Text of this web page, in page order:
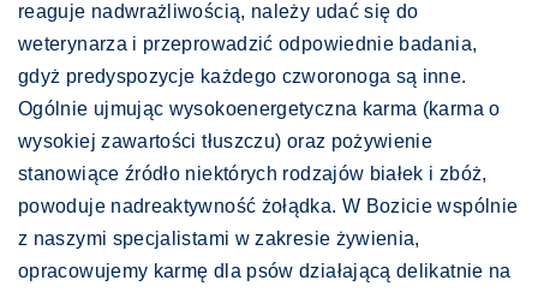
reaguje nadwrażliwością, należy udać się do
weterynarza i przeprowadzić odpowiednie badania,
gdyż predyspozycje każdego czworonoga są inne.
Ogólnie ujmując wysokoenergetyczna karma (karma o
wysokiej zawartości tłuszczu) oraz pożywienie
stanowiące źródło niektórych rodzajów białek i zbóż,
powoduje nadreaktywność żołądka. W Bozicie wspólnie
z naszymi specjalistami w zakresie żywienia,
opracowujemy karmę dla psów działającą delikatnie na